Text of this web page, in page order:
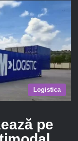
Logistica
pe